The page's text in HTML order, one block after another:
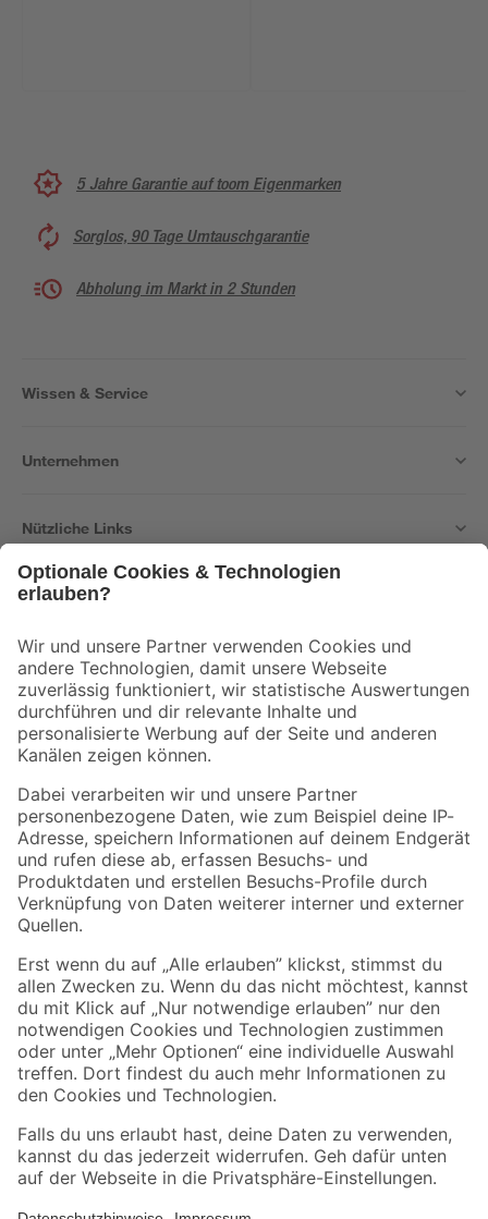
5 Jahre Garantie auf toom Eigenmarken
Sorglos, 90 Tage Umtauschgarantie
Abholung im Markt in 2 Stunden
Wissen & Service
Unternehmen
Nützliche Links
Der toom Newsletter: Keine Angebote und Aktionen mehr verpassen!
Zur Newsletter Anmeldung
Folge uns
Zahlungsarten Versandarten
Sicher einkaufen
Jetzt die toom-App herunterladen
Alle Preisangaben in EUR inkl. gesetzl. MwSt.. Die dargestellten Angebote sind unter
Umständen nicht in allen Märkten verfügbar. Die angegebenen Verfügbarkeiten beziehen
Produkte nur solange der Vorrat reicht.